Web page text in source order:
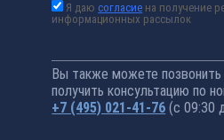
Я даюсогласие на получение
информационных рассылок
Вы также можете позвонить
получить консультацию по
+7 (495) 021-41-76 (с 09:30